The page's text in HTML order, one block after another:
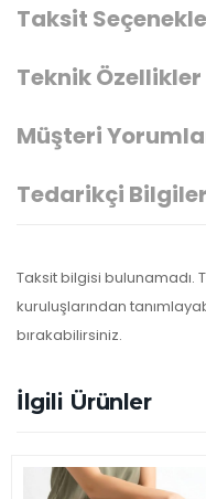
Taksit
Teknik Özellikler
Müşteri
Tedarikçi
Taksit bilgisi bulunamadı.
kuruluşlarından
bırakabilirsiniz.
İlgili Ürünler